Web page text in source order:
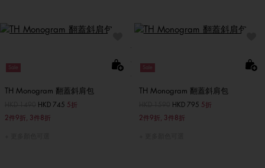
Sale
TH Monogram 翻蓋斜肩包
至HKD 745 5折
2件9折, 3件8折
Sale
TH Monogram 翻蓋斜肩包
至HKD 795 5折
2件9折, 3件8折